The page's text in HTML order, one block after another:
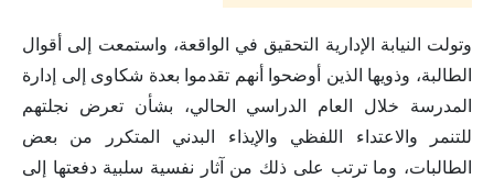
وتولت النيابة الإدارية التحقيق في الواقعة، واستمعت إلى أقوال
الطالبة، وذويها الذين أوضحوا أنهم تقدموا بعدة شكاوى إلى إدارة
المدرسة خلال العام الدراسي الحالي، بشأن تعرض نجلتهم
للتنمر والاعتداء اللفظي والإيذاء البدني المتكرر من بعض
الطالبات، وما ترتب على ذلك من آثار نفسية سلبية دفعتها إلى